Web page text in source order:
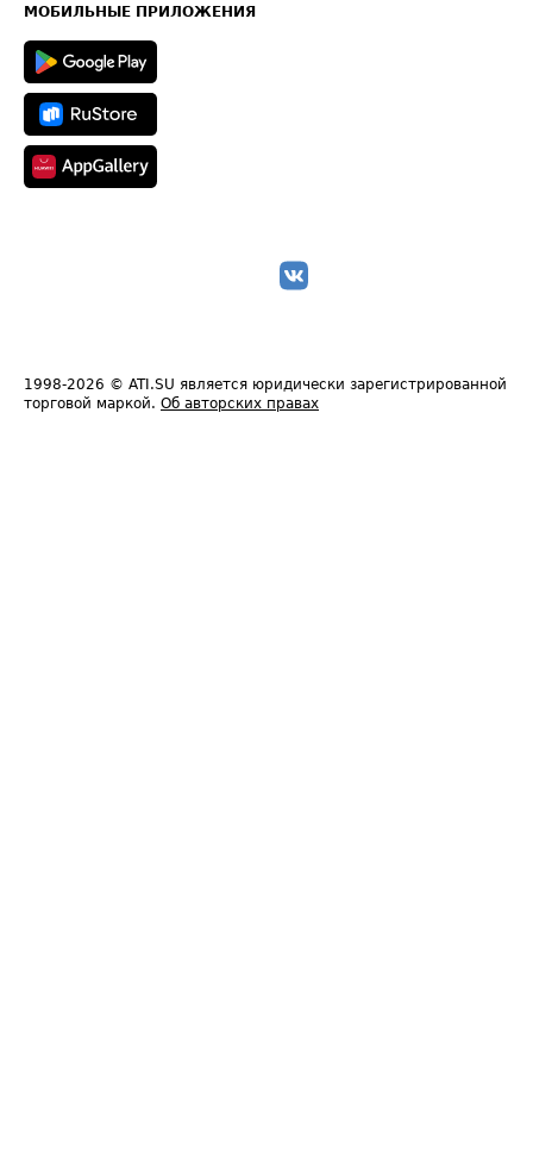
Техническая информация
МОБИЛЬНЫЕ ПРИЛОЖЕНИЯ
1998-2026 © ATI.SU является юридически зарегистрированной
торговой маркой. Об авторских правах